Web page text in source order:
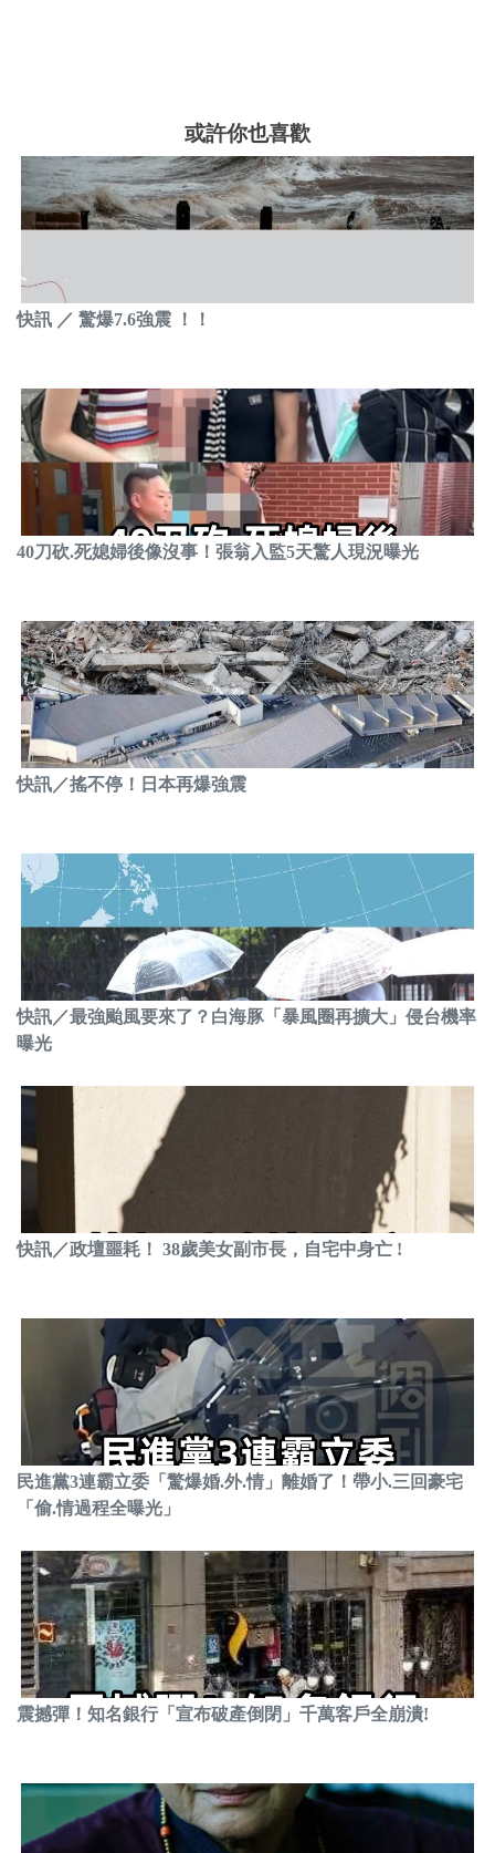
或許你也喜歡
快訊 ／ 驚爆7.6強震 ！！
40刀砍.死媳婦後像沒事！張翁入監5天驚人現況曝光
快訊／搖不停！日本再爆強震
快訊／最強颱風要來了？白海豚「暴風圈再擴大」侵台機率
曝光
快訊／政壇噩耗！ 38歲美女副市長，自宅中身亡 !
民進黨3連霸立委「驚爆婚.外.情」離婚了！帶小.三回豪宅
「偷.情過程全曝光」
震撼彈！知名銀行「宣布破產倒閉」千萬客戶全崩潰!